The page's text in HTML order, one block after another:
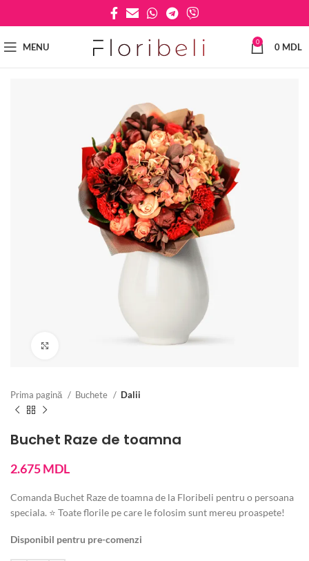
MENU 0 0 MDL
Vezi imaginea mărită
Prima pagină Buchete Dalii
Buchet Raze de toamna
2.675MDL
Comanda Buchet Raze de toamna de la Floribeli pentru o persoana
speciala. ⭐ Toate florile pe care le folosim sunt mereu proaspete!
Disponibil pentru pre-comenzi